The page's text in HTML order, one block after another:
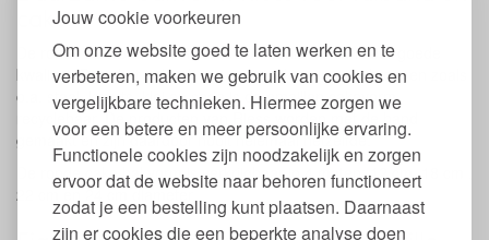
Jouw cookie voorkeuren
Om onze website goed te laten werken en te
verbeteren, maken we gebruik van cookies en
vergelijkbare technieken. Hiermee zorgen we
voor een betere en meer persoonlijke ervaring.
Functionele cookies zijn noodzakelijk en zorgen
ervoor dat de website naar behoren functioneert
zodat je een bestelling kunt plaatsen. Daarnaast
zijn er cookies die een beperkte analyse doen
cake
De ronde bakvorm van Riess is duurzaam en van zeer goede
kwaliteit. Door het gebruik van natuurlijke minerale bronnen zoals
o.a. staal, kwarts, klei en soda is de emaillen cakevorm
recyclebaar. De producten van Riess worden met de hand
gemaakt en zijn daardoor nooit helemaal hetzelfde.
De ronde cake bakvorm is verkrijgbaar in 4 maten: 12 cm, 18 cm ,
22 cm en 24 cm diameter.